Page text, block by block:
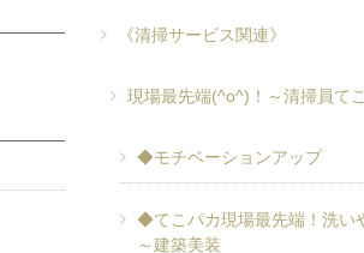
《清掃サービス関連》
現場最先端(^o^)！～清掃員て
◆モチベーションアップ
◆てこパカ現場最先端！洗い
～建築美装